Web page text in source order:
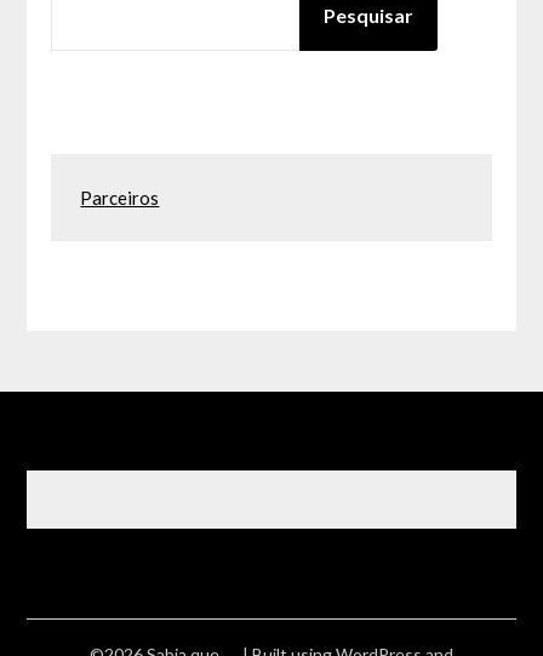
Pesquisar
Parceiros